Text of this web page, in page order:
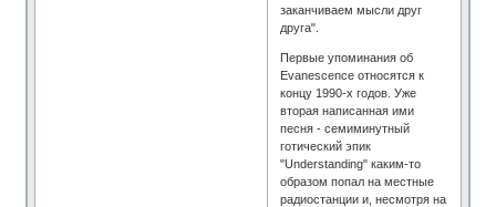
заканчиваем мысли друг
друга".
Первые упоминания об
Evanescence относятся к
концу 1990-х годов. Уже
вторая написанная ими
песня - семиминутный
готический эпик
"Understanding" каким-то
образом попал на местные
радиостанции и, несмотря на